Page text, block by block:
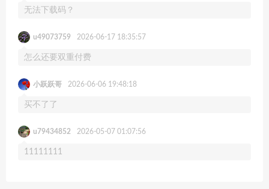
无法下载码？
u49073759 2026-06-17 18:35:57
怎么还要双重付费
小跃跃哥 2026-06-06 19:48:18
买不了了
u79434852 2026-05-07 01:07:56
11111111